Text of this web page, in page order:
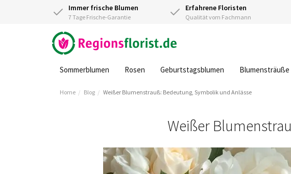
Immer frische Blumen
7 Tage Frische-Garantie
Erfahrene Floristen
Qualität vom Fachmann
Sommerblumen Rosen Geburtstagsblumen Blumensträuße
Home Blog Weißer Blumenstrauß: Bedeutung, Symbolik und Anlässe
Weißer